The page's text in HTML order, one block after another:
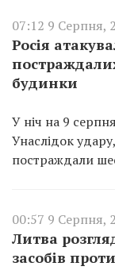
07:12 9 Серпня,
Росія
будинки
У ніч на 9
Унаслідок
постраждали
00:57 9 Серпня,
Литва
засобів